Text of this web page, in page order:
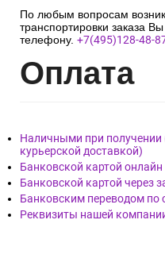
По любым вопросам
транспортировки заказа
телефону. +7(495)128-48-
Оплата
Наличными при
курьерской доставкой)
Банковской картой онлайн
Банковской картой через
Банковским переводом по
Реквизиты нашей